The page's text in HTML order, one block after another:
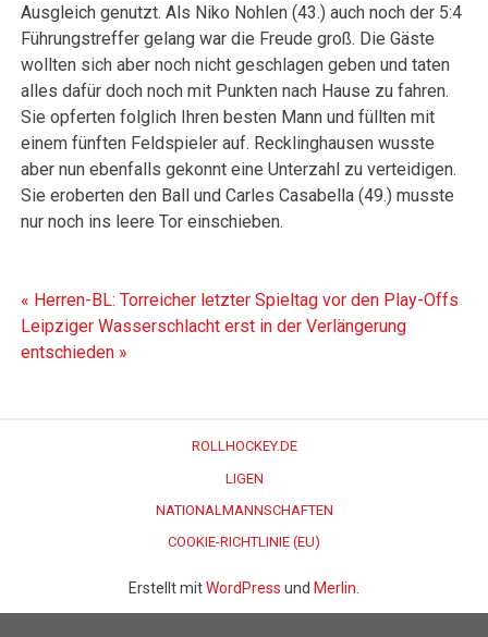
Ausgleich genutzt. Als Niko Nohlen (43.) auch noch der 5:4
Führungstreffer gelang war die Freude groß. Die Gäste
wollten sich aber noch nicht geschlagen geben und taten
alles dafür doch noch mit Punkten nach Hause zu fahren.
Sie opferten folglich Ihren besten Mann und füllten mit
einem fünften Feldspieler auf. Recklinghausen wusste
aber nun ebenfalls gekonnt eine Unterzahl zu verteidigen.
Sie eroberten den Ball und Carles Casabella (49.) musste
nur noch ins leere Tor einschieben.
Beitragsnavigation
« Herren-BL: Torreicher letzter Spieltag vor den Play-Offs
Leipziger Wasserschlacht erst in der Verlängerung
entschieden »
ROLLHOCKEY.DE
LIGEN
NATIONALMANNSCHAFTEN
COOKIE-RICHTLINIE (EU)
Erstellt mitWordPress und Merlin